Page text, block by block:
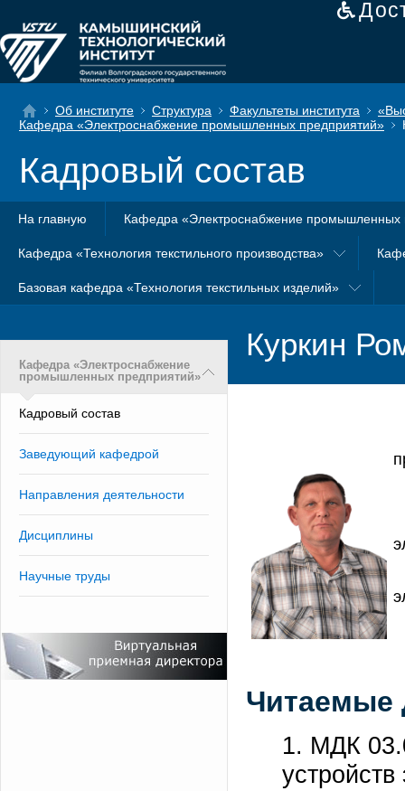
Об институте Структура Факультеты института
Кафедра «Электроснабжение промышленных предприятий»
Кадровый состав
На главную Кафедра «Электроснабжение промышленных
Кафедра «Технология текстильного производства»
Базовая кафедра «Технология текстильных изделий»
Кафедра «Электроснабжение
промышленных предприятий»
Кадровый состав
Заведующий кафедрой
Направления деятельности
Дисциплины
Научные труды
Куркин
1. МДК